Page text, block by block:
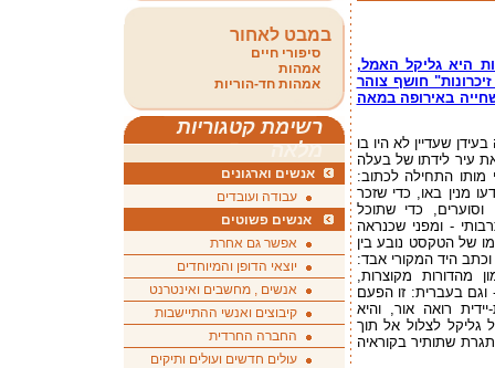
היא גליקל האמל,
זיכרונות" חושף צוהר
אם ל-14 ילדים שחייה באירופה במאה
בהמבורג בשנת 1645 וחיה בעידן שעדיין לא היו בו
עיר לידתו של בעלה
התחילה לכתוב:
שרדו) יידעו מנין באו, כדי שזכר
כדי שתוכל
- ומפני שכנראה
של הטקסט נובע בין
היד המקורי אבד:
מהדורות מקוצרות,
וגם בעברית: זו הפעם
רואה אור, והיא
לצלול אל תוך
שתותיר בקוראיה
במבט לאחור
סיפורי חיים
אמהות
אמהות חד-הוריות
רשימת קטגוריות
מלאה
אנשים וארגונים
עבודה ועובדים
אנשים פשוטים
אפשר גם אחרת
יוצאי הדופן והמיוחדים
אנשים , מחשבים ואינטרנט
קיבוצים ואנשי ההתיישבות
החברה החרדית
עולים חדשים ועולים ותיקים